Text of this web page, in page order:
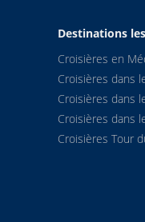
Destinations
Croisières en
Croisières dans
Croisières dans
Croisières dans
Croisières Tour